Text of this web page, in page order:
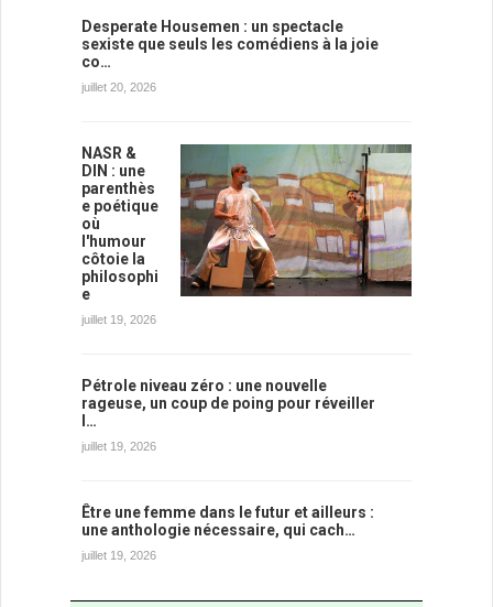
Desperate Housemen : un spectacle
sexiste que seuls les comédiens à la joie
co…
juillet 20, 2026
NASR &
DIN : une
parenthès
e poétique
où
l'humour
côtoie la
philosophi
e
juillet 19, 2026
Pétrole niveau zéro : une nouvelle
rageuse, un coup de poing pour réveiller
l…
juillet 19, 2026
Être une femme dans le futur et ailleurs :
une anthologie nécessaire, qui cach…
juillet 19, 2026